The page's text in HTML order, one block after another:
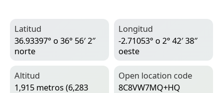
Latitud
36.93397° o 36° 56′ 2″
norte
Longitud
-2.71053° o 2° 42′ 38″
oeste
Altitud
1,915 metros (6,283
Open location code
8C8VW7MQ+HQ